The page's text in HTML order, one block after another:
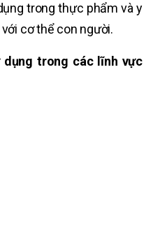
trong thực phẩm và y
cơ thể con người.
trong các lĩnh vực